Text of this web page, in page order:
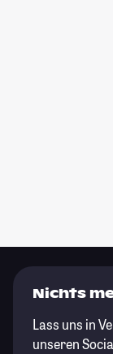
Nichts
Lass uns in
unseren